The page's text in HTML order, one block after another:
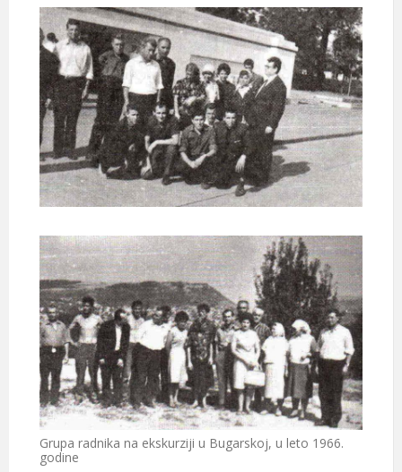
Grupa radnika na ekskurziji u Bugarskoj, u leto 1966.
godine